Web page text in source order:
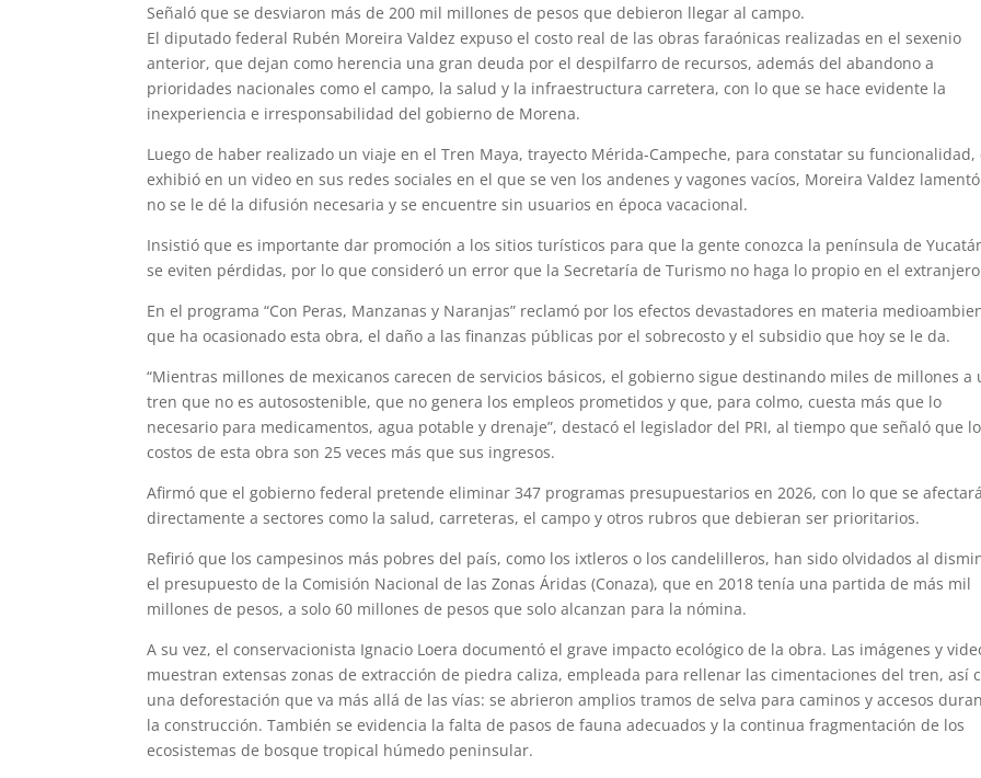
Señaló que se desviaron más de 200 mil millones de pesos que debieron llegar al campo.
El diputado federal Rubén Moreira Valdez expuso el costo real de las obras faraónicas realizadas en el sexenio
anterior, que dejan como herencia una gran deuda por el despilfarro de recursos, además del abandono a
prioridades nacionales como el campo, la salud y la infraestructura carretera, con lo que se hace evidente la
inexperiencia e irresponsabilidad del gobierno de Morena.
Luego de haber realizado un viaje en el Tren Maya, trayecto Mérida-Campeche, para constatar su funcionalidad,
exhibió en un video en sus redes sociales en el que se ven los andenes y vagones vacíos, Moreira Valdez
no se le dé la difusión necesaria y se encuentre sin usuarios en época vacacional.
Insistió que es importante dar promoción a los sitios turísticos para que la gente conozca la península de
se eviten pérdidas, por lo que consideró un error que la Secretaría de Turismo no haga lo propio en el
En el programa “Con Peras, Manzanas y Naranjas” reclamó por los efectos devastadores en materia
que ha ocasionado esta obra, el daño a las finanzas públicas por el sobrecosto y el subsidio que hoy se le da.
“Mientras millones de mexicanos carecen de servicios básicos, el gobierno sigue destinando miles de millones a
tren que no es autosostenible, que no genera los empleos prometidos y que, para colmo, cuesta más que lo
necesario para medicamentos, agua potable y drenaje”, destacó el legislador del PRI, al tiempo que señaló que
costos de esta obra son 25 veces más que sus ingresos.
Afirmó que el gobierno federal pretende eliminar 347 programas presupuestarios en 2026, con lo que se afectará
directamente a sectores como la salud, carreteras, el campo y otros rubros que debieran ser prioritarios.
Refirió que los campesinos más pobres del país, como los ixtleros o los candelilleros, han sido olvidados al
el presupuesto de la Comisión Nacional de las Zonas Áridas (Conaza), que en 2018 tenía una partida de más mil
millones de pesos, a solo 60 millones de pesos que solo alcanzan para la nómina.
A su vez, el conservacionista Ignacio Loera documentó el grave impacto ecológico de la obra. Las imágenes y
muestran extensas zonas de extracción de piedra caliza, empleada para rellenar las cimentaciones del tren, así
una deforestación que va más allá de las vías: se abrieron amplios tramos de selva para caminos y accesos
la construcción. También se evidencia la falta de pasos de fauna adecuados y la continua fragmentación de los
ecosistemas de bosque tropical húmedo peninsular.